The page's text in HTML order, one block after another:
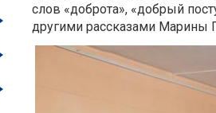
слов «доброта», «добрый
другими рассказами Марины